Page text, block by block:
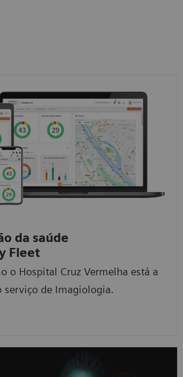
da saúde
Fleet
o Hospital Cruz Vermelha está a
serviço de Imagiologia.